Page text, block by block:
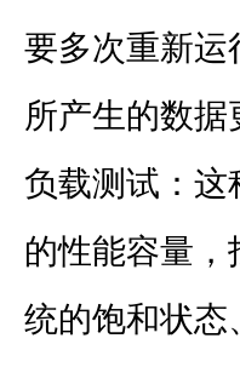
要多次重新运
所产生的数据
负载测试：这
的性能容量
统的饱和状态